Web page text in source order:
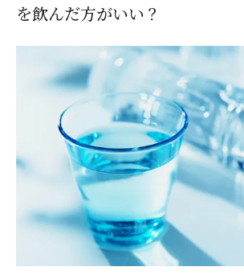
を飲んだ方がいい？